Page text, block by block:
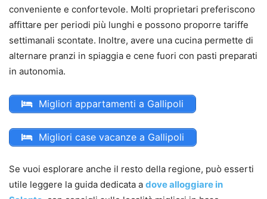
conveniente e confortevole. Molti proprietari preferiscono
affittare per periodi più lunghi e possono proporre tariffe
settimanali scontate. Inoltre, avere una cucina permette di
alternare pranzi in spiaggia e cene fuori con pasti preparati
in autonomia.
Migliori appartamenti a Gallipoli
Migliori case vacanze a Gallipoli
Se vuoi esplorare anche il resto della regione, può esserti
utile leggere la guida dedicata a dove alloggiare in